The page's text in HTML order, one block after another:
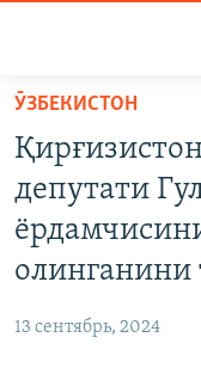
Вернуться
основному
содержанию
Вернутся
главной
Вернутся
ПОДПИСКА
КОНТАКТЫ
МИГРАНТ МЕДИА
ӮЗБЕКИСТОН
депутати
олинганини
13 сентябрь, 2024